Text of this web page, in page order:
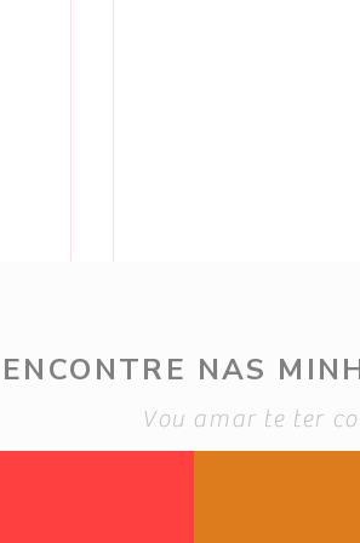
NAS
Vou amar te ter